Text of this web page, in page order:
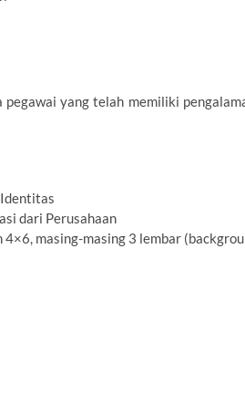
yang telah memiliki
dari Perusahaan
4×6, masing-masing 3 lembar